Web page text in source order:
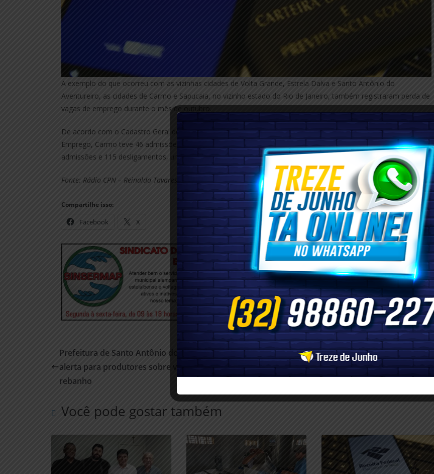
A exemplo do que ocorreu com as vizinhas cidades de Volta Grande, Estrela Dalva e Santo Antônio do
Aventureiro, as cidades de Carmo e Sapucaia, no vizinho estado do Rio de Janeiro, também registraram perda de
vagas de emprego durante o mês de outubro.
De acordo com o Cadastro Geral de Empregados e Desempregados (Caged) do Ministério do Trabalho e
Emprego, Carmo teve 46 admissões e 69 desligamentos, um saldo negativo de 23; enquanto Sapucaia teve 103
admissões e 115 desligamentos, um saldo negativo de 12 vagas de emprego com carteira assinada.
Fonte: Rádio CPN – Reinaldo Tavares
Compartilhe isso:
Facebook X
Prefeitura de Santo Antônio do Aventureiro faz
alerta para produtores sobre vacinação do
rebanho
Unidade do Corpo de Bombeiros de Além
Paraíba resgata adolescente que ficou com o pé
preso de uma pedra no Rio Limoeiro
Você pode gostar também